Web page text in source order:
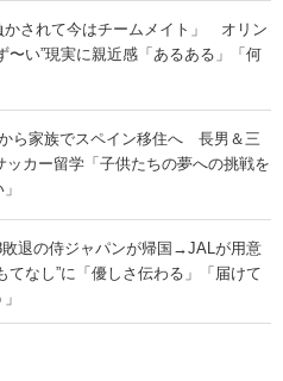
かされて今はチームメイト」 オリン
〜い”現実に親近感「あるある」「何
ら家族でスペイン移住へ 長男＆三
ッカー留学「子供たちの夢への挑戦を
敗退の侍ジャパンが帰国→JALが用意
てなし”に「優しさ伝わる」「届けて